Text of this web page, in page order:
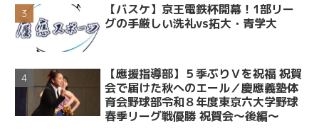
【バスケ】京王電鉄杯開幕！1部リー
グの手厳しい洗礼vs拓大・青学大
【應援指導部】５季ぶりＶを祝福 祝賀
会で届けた秋へのエール／慶應義塾体
育会野球部令和８年度東京六大学野球
春季リーグ戦優勝 祝賀会～後編～